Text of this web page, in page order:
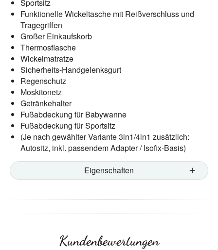
Sportsitz
Funktionelle Wickeltasche mit Reißverschluss und
Tragegriffen
Großer Einkaufskorb
Thermosflasche
Wickelmatratze
Sicherheits-Handgelenksgurt
Regenschutz
Moskitonetz
Getränkehalter
Fußabdeckung für Babywanne
Fußabdeckung für Sportsitz
(Je nach gewählter Variante 3in1/4in1 zusätzlich:
Autositz, inkl. passendem Adapter / Isofix-Basis)
Eigenschaften
Kundenbewertungen